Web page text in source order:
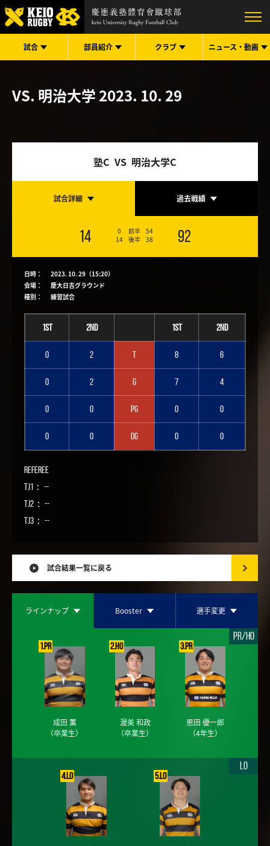
試合 部員紹介 クラブ ニュース・ 動画
VS. 明治大学2023. 10. 29
塾C VS 明治大学C
試合詳細 過去戦績
14 0 前半 54
14 後半 38 92
日時：
2023. 10. 29（15:20）
会場：
慶大日吉グラウンド
種別：
練習試合
1st 2nd 1st 2nd
0 2 T 8 6
0 2 G 7 4
0 0 PG 0 0
0 0 DG 0 0
Referee
TJ1： --
TJ2： --
TJ3： --
試合結果一覧に戻る
ラインナップ Booster 選手変更
1.PR
成田 薫
（卒業生）
2.HO
渥美 和政
（卒業生）
3.PR
恩田 優一郎
（4年生）
PR/HO
4.LO 5.LO
LO